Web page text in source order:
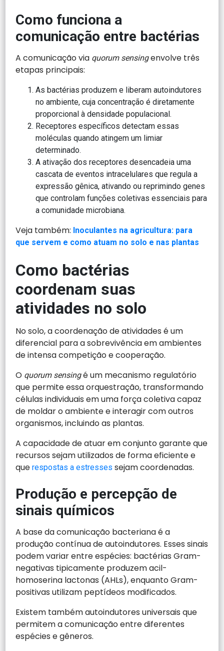
Como funciona a
comunicação entre bactérias
A comunicação via quorum sensingenvolve três
etapas principais:
As bactérias produzem e liberam autoindutores
no ambiente, cuja concentração é diretamente
proporcional à densidade populacional.
Receptores específicos detectam essas
moléculas quando atingem um limiar
determinado.
A ativação dos receptores desencadeia uma
cascata de eventos intracelulares que regula a
expressão gênica, ativando ou reprimindo genes
que controlam funções coletivas essenciais para
a comunidade microbiana.
Veja também: Inoculantes na agricultura: para
que servem e como atuam no solo e nas plantas
Como bactérias
coordenam suas
atividades no solo
No solo, a coordenação de atividades é um
diferencial para a sobrevivência em ambientes
de intensa competição e cooperação.
O quorum sensingé um mecanismo regulatório
que permite essa orquestração, transformando
células individuais em uma força coletiva capaz
de moldar o ambiente e interagir com outros
organismos, incluindo as plantas.
A capacidade de atuar em conjunto garante que
recursos sejam utilizados de forma eficiente e
querespostas a estresses sejam coordenadas.
Produção e percepção de
sinais químicos
A base da comunicação bacteriana é a
produção contínua de autoindutores. Esses sinais
podem variar entre espécies: bactérias Gram-
negativas tipicamente produzem acil-
homoserina lactonas (AHLs), enquanto Gram-
positivas utilizam peptídeos modificados.
Existem também autoindutores universais que
permitem a comunicação entre diferentes
espécies e gêneros.